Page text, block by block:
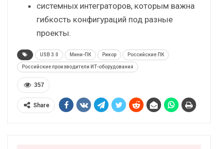
системных интеграторов, которым важна
гибкость конфигураций под разные
проекты.
USB 3.0 Мини-ПК Рикор Российские ПК
Российские производители ИТ-оборудования
357
Share